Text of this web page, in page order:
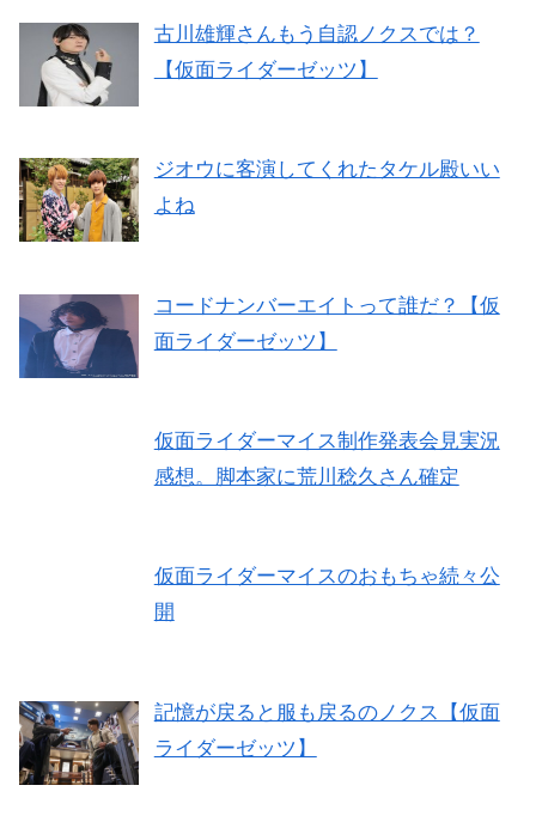
古川雄輝さんもう自認ノクスでは？
【仮面ライダーゼッツ】
ジオウに客演してくれたタケル殿いい
よね
コードナンバーエイトって誰だ？【仮
面ライダーゼッツ】
仮面ライダーマイス制作発表会見実況
感想。脚本家に荒川稔久さん確定
仮面ライダーマイスのおもちゃ続々公
開
記憶が戻ると服も戻るのノクス【仮面
ライダーゼッツ】